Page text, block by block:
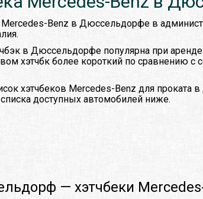
Mercedes-Benz в Дюссельдорфе в
в Дюссельдорфе популярна при
хэтчбк более короткий по сравнению с
хэтчбеков Mercedes-Benz для
доступных автомобилей ниже.
— хэтчбеки